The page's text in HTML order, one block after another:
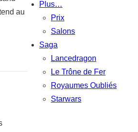
au
Plus…
Prix
Salons
Saga
Lancedragon
Le Trône de Fer
Royaumes Oubliés
Starwars